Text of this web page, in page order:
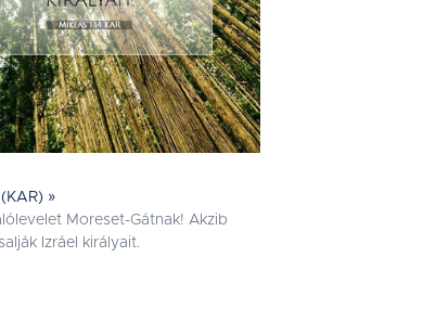
»
Moreset-Gátnak! Akzib
Izráel királyait.